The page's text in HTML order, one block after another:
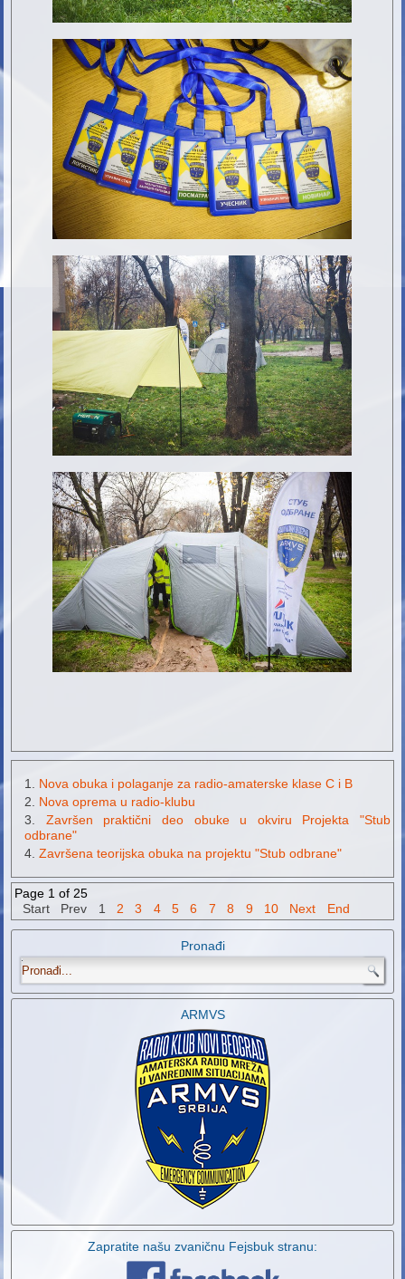
Nova obuka i polaganje za radio-amaterske klase C i B
Nova oprema u radio-klubu
Završen praktični deo obuke u okviru Projekta "Stub
odbrane"
Završena teorijska obuka na projektu "Stub odbrane"
Page 1 of 25
Start
Prev 1 2 3 4 5 6 7 8 9 10 Next End
Pronađi
.
ARMVS
Zapratite našu zvaničnu Fejsbuk stranu: